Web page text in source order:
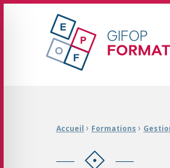
GIFOP Formation Centre
Fil d'Ariane :
Accueil › Formations ›